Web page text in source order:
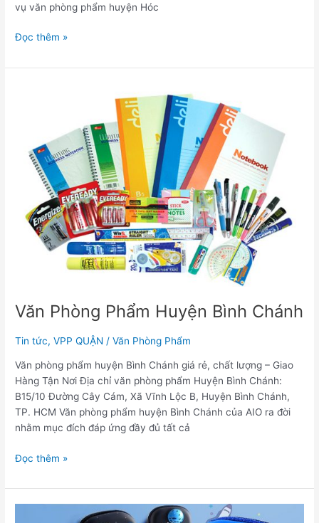
vụ văn phòng phẩm huyện Hóc
Đọc thêm »
Văn Phòng Phẩm Huyện Bình Chánh
Tin tức,VPP QUẬN /Văn Phòng Phẩm
Văn phòng phẩm huyện Bình Chánh giá rẻ, chất lượng – Giao
Hàng Tận Nơi Địa chỉ văn phòng phẩm Huyện Bình Chánh:
B15/10 Đường Cây Cám, Xã Vĩnh Lộc B, Huyện Bình Chánh,
TP. HCM Văn phòng phẩm huyện Bình Chánh của AIO ra đời
nhằm mục đích đáp ứng đầy đủ tất cả
Bình
Chánh
Đọc thêm »